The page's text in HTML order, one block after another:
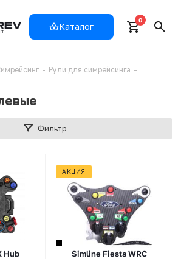
Каталог
0
- Рули для симрейсинга -
Фильтр
Hub
АКЦИЯ
Simline Fiesta WRC